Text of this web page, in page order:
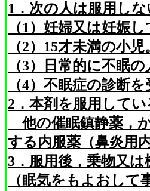
1．次の人は服用し
（1）妊婦又は妊娠
（2）15才未満の小児
（3）日常的に不眠の
（4）不眠症の診断を
2．本剤を服用して
他の催眠鎮静薬，
する内服薬（鼻炎用
3．服用後，乗物又
（眠気をもよおし